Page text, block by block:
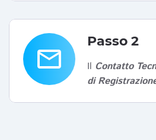
email
Passo 2
Il Contatto
di